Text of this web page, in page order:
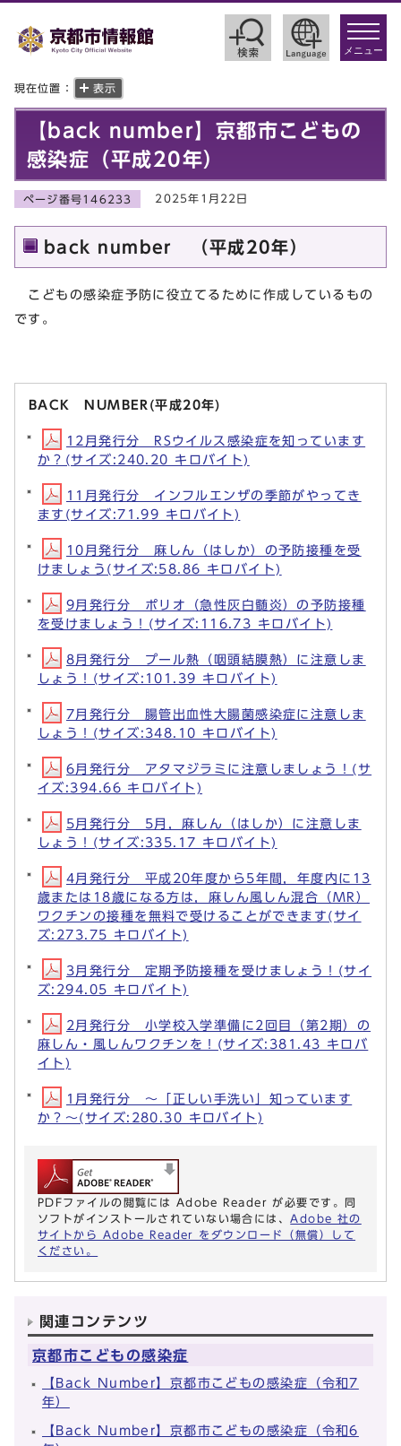
toggle
メニュー
現在位置： 表示
【back number】京都市こどもの
感染症（平成20年）
ページ番号146233 2025年1月22日
back number （平成20年）
こどもの感染症予防に役立てるために作成しているもの
です。
BACK NUMBER(平成20年)
12月発行分 RSウイルス感染症を知っています
か？(サイズ:240.20 キロバイト)
11月発行分 インフルエンザの季節がやってき
ます(サイズ:71.99 キロバイト)
10月発行分 麻しん（はしか）の予防接種を受
けましょう(サイズ:58.86 キロバイト)
9月発行分 ポリオ（急性灰白髄炎）の予防接種
を受けましょう！(サイズ:116.73 キロバイト)
8月発行分 プール熱（咽頭結膜熱）に注意しま
しょう！(サイズ:101.39 キロバイト)
7月発行分 腸管出血性大腸菌感染症に注意しま
しょう！(サイズ:348.10 キロバイト)
6月発行分 アタマジラミに注意しましょう！(サ
イズ:394.66 キロバイト)
5月発行分 5月，麻しん（はしか）に注意しま
しょう！(サイズ:335.17 キロバイト)
4月発行分 平成20年度から5年間，年度内に13
歳または18歳になる方は，麻しん風しん混合（MR）
ワクチンの接種を無料で受けることができます(サイ
ズ:273.75 キロバイト)
3月発行分 定期予防接種を受けましょう！(サイ
ズ:294.05 キロバイト)
2月発行分 小学校入学準備に2回目（第2期）の
麻しん・風しんワクチンを！(サイズ:381.43 キロバ
イト)
1月発行分 ～「正しい手洗い」知っています
か？～(サイズ:280.30 キロバイト)
PDFファイルの閲覧には Adobe Reader が必要です。同
ソフトがインストールされていない場合には、 Adobe 社の
サイトから Adobe Reader をダウンロード（無償）して
ください。
関連コンテンツ
京都市こどもの感染症
【Back Number】京都市こどもの感染症（令和7
年）
【Back Number】京都市こどもの感染症（令和6